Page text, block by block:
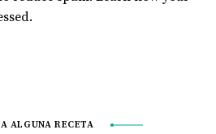
.
ALGUNA RECETA